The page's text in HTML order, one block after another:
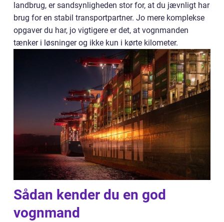
landbrug, er sandsynligheden stor for, at du jævnligt har
brug for en stabil transportpartner. Jo mere komplekse
opgaver du har, jo vigtigere er det, at vognmanden
tænker i løsninger og ikke kun i kørte kilometer.
Sådan kender du en god
vognmand